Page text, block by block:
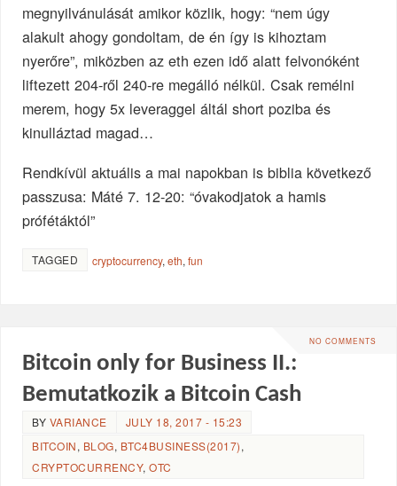
megnyilvánulását amikor közlik, hogy: “nem úgy
alakult ahogy gondoltam, de én így is kihoztam
nyerőre”, miközben az eth ezen idő alatt felvonóként
liftezett 204-ről 240-re megálló nélkül. Csak remélni
merem, hogy 5x leveraggel áltál short poziba és
kinulláztad magad…
Rendkívül aktuális a mai napokban is biblia következő
passzusa: Máté 7. 12-20: “óvakodjatok a hamis
prófétáktól”
TAGGED cryptocurrency,eth,fun
NO COMMENTS
Bitcoin only for Business II.:
Bemutatkozik a Bitcoin Cash
BY VARIANCE
JULY 18, 2017 - 15:23
BITCOIN, BLOG, BTC4BUSINESS(2017),
CRYPTOCURRENCY,OTC